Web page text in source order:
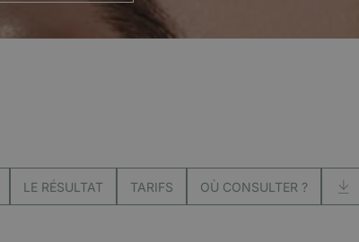
LE RÉSULTAT TARIFS OÙ CONSULTER ?